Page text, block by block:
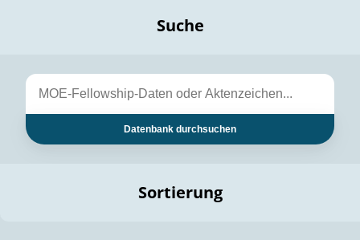
Suche
Datenbank durchsuchen
Sortierung